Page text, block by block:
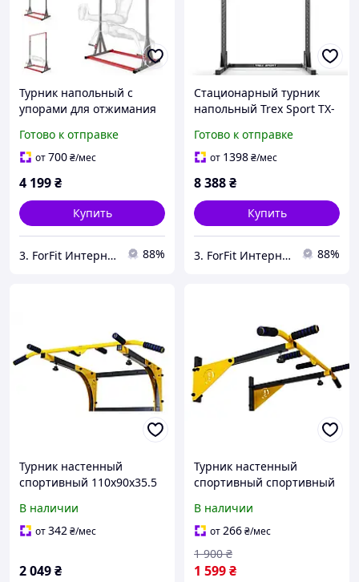
Турник напольный с
упорами для отжимания
для дома и спортзала с
нагрузкой до 160 кг
Готово к отправке
от700₴/мес
4 199₴
Купить
3. ForFit Интернет-магазин спортивных товаров 88%
Стационарный турник
напольный Trex Sport TX-
упражнений, фитнеса,
дома, спортзала и
Готово к отправке
от 1398₴/мес
8 388₴
Купить
3. ForFit Интернет-магазин спортивных товаров 88%
Турник настенный
спортивный 110x90x35.5
дома и спортзала с
нагрузкой до 150 кг
В наличии
от342₴/мес
2 049₴
Турник настенный
спортивный спортивный
и спортзала с нагрузкой
до 110 кг
В наличии
от266₴/мес
1 599₴
1 900 ₴